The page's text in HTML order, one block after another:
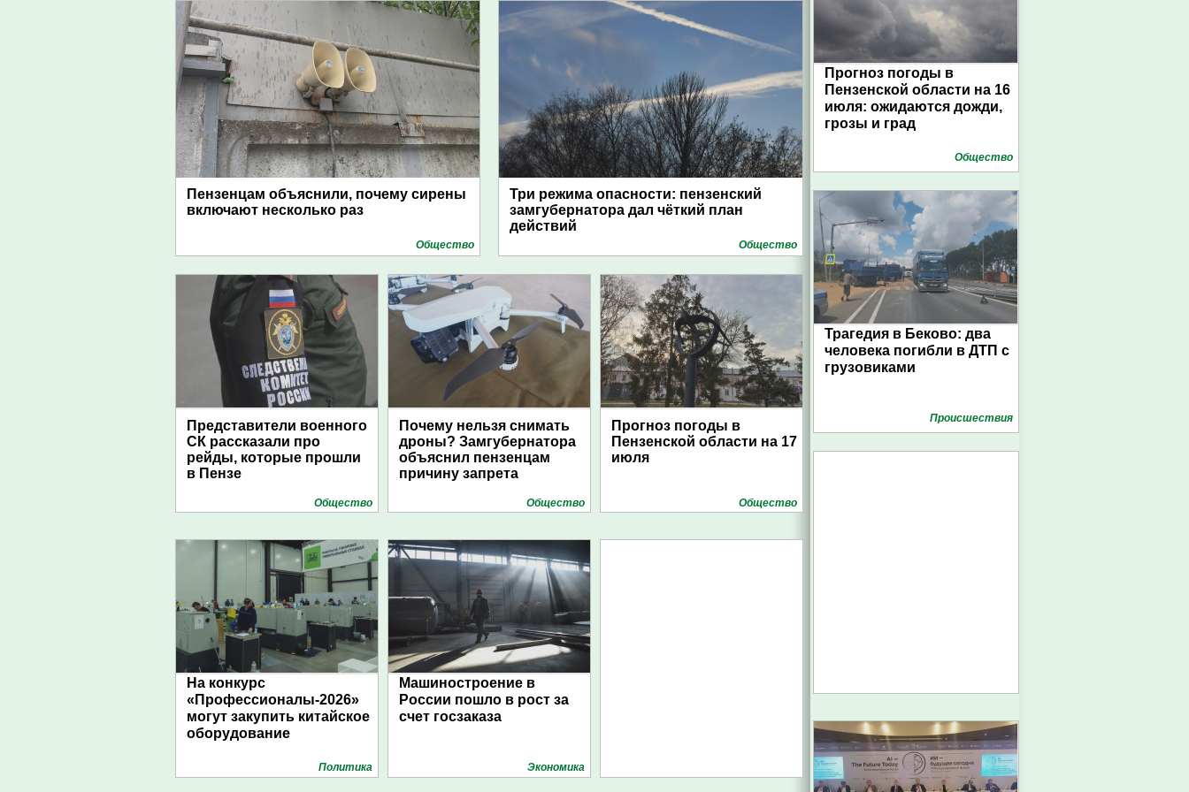
Пензенцам объяснили, почему сирены
включают несколько раз
Общество
Три режима опасности: пензенский
замгубернатора дал чёткий план
действий
Общество
Представители военного
СК рассказали про
рейды, которые прошли
в Пензе
Общество
Почему нельзя снимать
дроны? Замгубернатора
объяснил пензенцам
причину запрета
Общество
Прогноз погоды в
Пензенской области на 17
июля
Общество
На конкурс
«Профессионалы-2026»
могут закупить китайское
оборудование
Политика
Машиностроение в
России пошло в рост за
счет госзаказа
Экономика
Прогноз погоды в
Пензенской области на 16
июля: ожидаются дожди,
грозы и град
Общество
Трагедия в Беково: два
человека погибли в ДТП с
грузовиками
Проиcшествия